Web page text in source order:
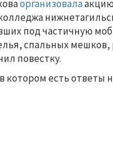
организовала
под частичную
спальных мешков,
повестку.
котором есть